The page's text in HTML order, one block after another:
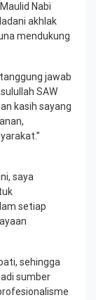
Nabi
akhlak
mendukung
jawab
SAW
kasih sayang
saya
setiap
sehingga
sumber